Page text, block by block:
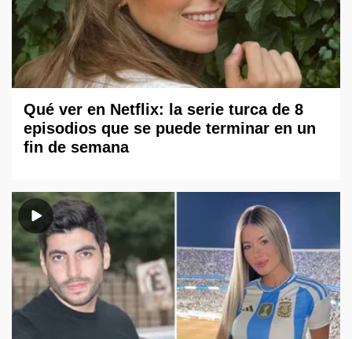
Qué ver en Netflix: la serie turca de 8
episodios que se puede terminar en un
fin de semana